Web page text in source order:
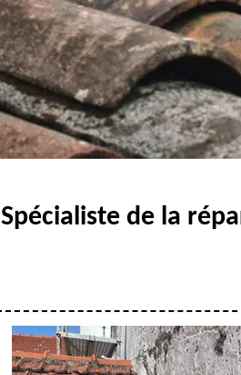
Spécialiste de la